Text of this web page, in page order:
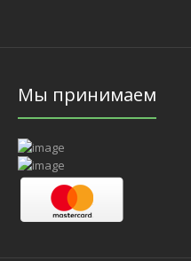
Мы принимаем